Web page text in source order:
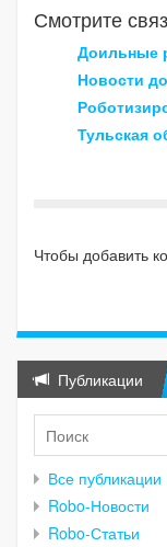
Смотрите
Доильные
Новости
Тульская
Чтобы добавить
Публикации
Все публикации
Robo-Новости
Robo-Статьи